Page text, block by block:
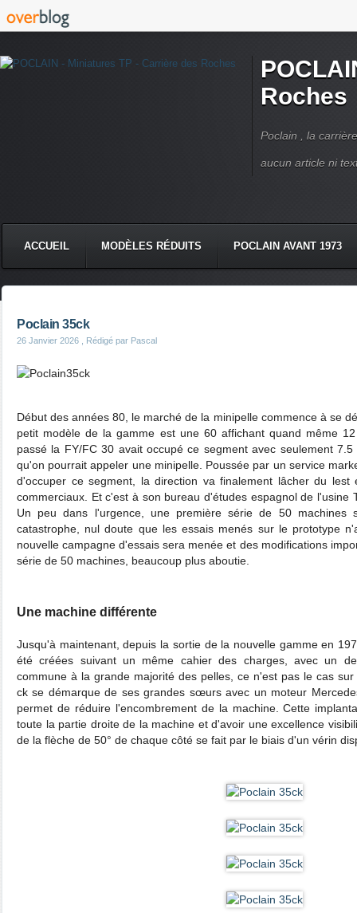
Roches
Poclain , la
aucun article ni
ACCUEIL MODÈLES RÉDUITS POCLAIN AVANT 1973
Poclain 35ck
26 Janvier 2026 , Rédigé par Pascal
Début des années 80, le marché de la minipelle commence à se
petit modèle de la gamme est une 60 affichant quand même
passé la FY/FC 30 avait occupé ce segment avec seulement
qu'on pourrait appeler une minipelle. Poussée par un service
d'occuper ce segment, la direction va finalement lâcher du
commerciaux. Et c'est à son bureau d'études espagnol de l'usine
Un peu dans l'urgence, une première série de 50 machines
catastrophe, nul doute que les essais menés sur le prototype
nouvelle campagne d'essais sera menée et des modifications
série de 50 machines, beaucoup plus aboutie.
Une machine différente
Jusqu'à maintenant, depuis la sortie de la nouvelle gamme en
été créées suivant un même cahier des charges, avec un
commune à la grande majorité des pelles, ce n'est pas le cas
ck se démarque de ses grandes sœurs avec un moteur
permet de réduire l'encombrement de la machine. Cette
toute la partie droite de la machine et d'avoir une excellence
de la flèche de 50° de chaque côté se fait par le biais d'un vérin